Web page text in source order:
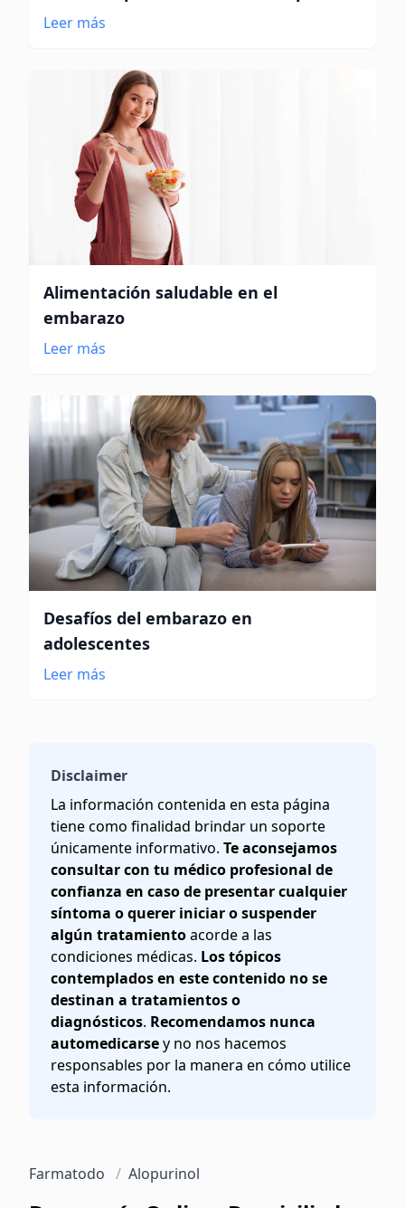
Leer más
Alimentación saludable en el
embarazo
Leer más
Desafíos del embarazo en
adolescentes
Leer más
Disclaimer
La información contenida en esta página
tiene como finalidad brindar un soporte
únicamente informativo. Te aconsejamos
consultar con tu médico profesional de
confianza en caso de presentar cualquier
síntoma o querer iniciar o suspender
algún tratamientoacorde a las
condiciones médicas. Los tópicos
contemplados en este contenido no se
destinan a tratamientos o
diagnósticos. Recomendamos nunca
automedicarsey no nos hacemos
responsables por la manera en cómo utilice
esta información.
Farmatodo / Alopurinol